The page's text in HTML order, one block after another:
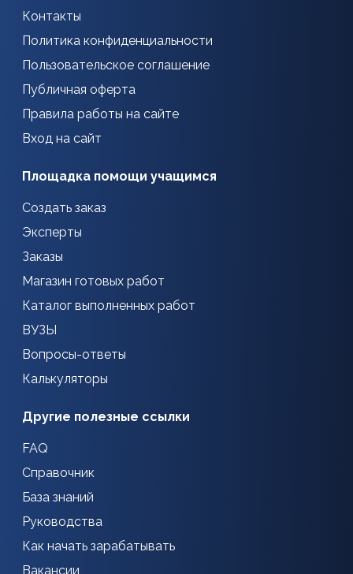
Контакты
Политика конфиденциальности
Пользовательское соглашение
Публичная оферта
Правила работы на сайте
Вход на сайт
Площадка помощи учащимся
Создать заказ
Эксперты
Заказы
Магазин готовых работ
Каталог выполненных работ
ВУЗЫ
Вопросы-ответы
Калькуляторы
Другие полезные ссылки
FAQ
Справочник
База знаний
Руководства
Как начать зарабатывать
Вакансии